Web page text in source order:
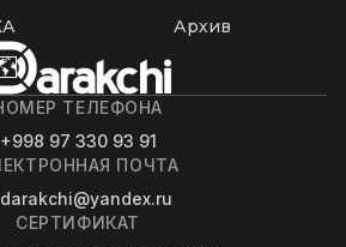
Архив
ТЕЛЕФОНА
+998 97 330 93 91
ПОЧТА
СЕРТИФИКАТ